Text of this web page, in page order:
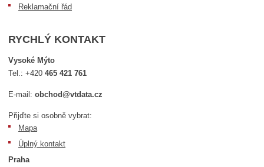
Reklamační řád
RYCHLÝ KONTAKT
Vysoké Mýto
Tel.:+420465 421 761
E-mail:obchod@vtdata.cz
Přijďte si osobně vybrat:
Mapa
Úplný kontakt
Praha